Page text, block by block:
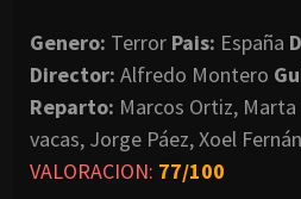
Genero: Terror Pais: España
Director: Alfredo Montero
Reparto: Marcos Ortiz,
vacas, Jorge Páez, Xoel
VALORACION: 77/100